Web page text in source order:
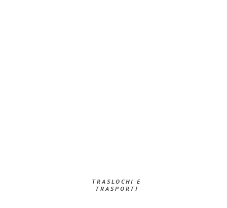
TRASLOCHI E
TRASPORTI​